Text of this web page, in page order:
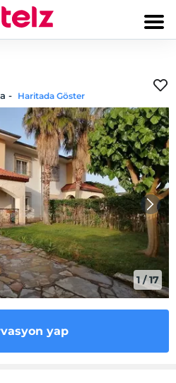
- Haritada Göster
1/17
yap